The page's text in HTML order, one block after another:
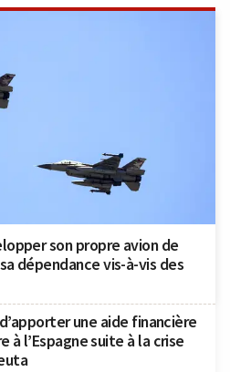
son propre avion de
dépendance vis-à-vis des
d’apporter une aide financière
à l’Espagne suite à la crise